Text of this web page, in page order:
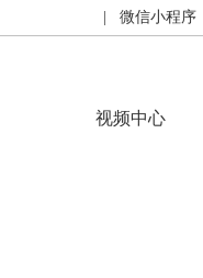
| 微信小程序
视频中心